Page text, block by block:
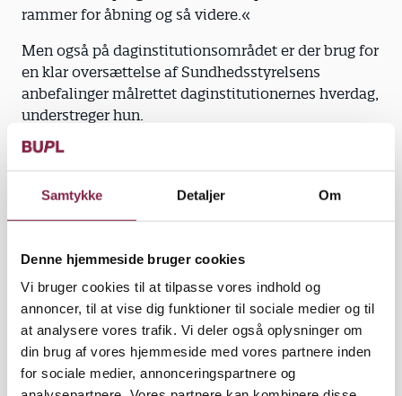
Samtykke Detaljer Om
Denne hjemmeside bruger cookies
Vi bruger cookies til at tilpasse vores indhold og
annoncer, til at vise dig funktioner til sociale medier og til
at analysere vores trafik. Vi deler også oplysninger om
din brug af vores hjemmeside med vores partnere inden
for sociale medier, annonceringspartnere og
rammer for åbning og så videre.«
Men også på daginstitutionsområdet er der brug for
en klar oversættelse af Sundhedsstyrelsens
anbefalinger målrettet daginstitutionernes hverdag,
understreger hun.
»Daginstitutionerne har et lige så stort behov for
klarhed, så vi mindsker forvirringen og med ro kan
organisere en tryg hverdag i den nye fase,«
understreger Elisa Rimpler.
Ansvaret må ikke ende hos den enkelte
Sundhedsstyrelsen skal hverdagen ’organiseres i
faste grupper/stuer med et fast antal ansatte pr.
gruppe.’
Det udfordrer rammerne midt på dagen, hvor